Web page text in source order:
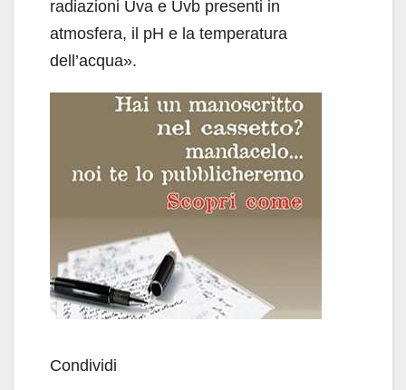
radiazioni Uva e Uvb presenti in
atmosfera, il pH e la temperatura
dell’acqua».
Condividi